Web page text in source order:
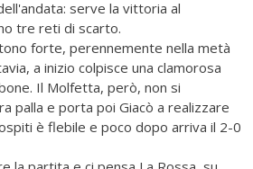
serve la vittoria al
tre reti di scarto.
forte, perennemente nella metà
a inizio colpisce una clamorosa
Il Molfetta, però, non si
palla e porta poi Giacò a realizzare
è flebile e poco dopo arriva il 2-0